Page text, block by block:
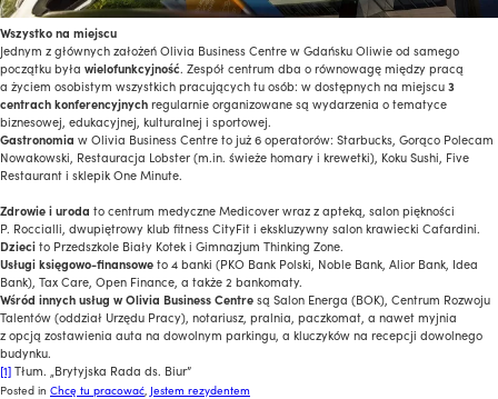
Wszystko na miejscu
Jednym z głównych założeń Olivia Business Centre w Gdańsku Oliwie od samego
początku była wielofunkcyjność. Zespół centrum dba o równowagę między pracą
a życiem osobistym wszystkich pracujących tu osób: w dostępnych na miejscu3
centrach konferencyjnychregularnie organizowane są wydarzenia o tematyce
biznesowej, edukacyjnej, kulturalnej i sportowej.
Gastronomia w Olivia Business Centre to już 6 operatorów: Starbucks, Gorąco Polecam
Nowakowski, Restauracja Lobster (m.in. świeże homary i krewetki), Koku Sushi, Five
Restaurant i sklepik One Minute.
Zdrowie i uroda to centrum medyczne Medicover wraz z apteką, salon piękności
P. Roccialli, dwupiętrowy klub fitness CityFit i ekskluzywny salon krawiecki Cafardini.
Dziecito Przedszkole Biały Kotek i Gimnazjum Thinking Zone.
Usługi księgowo-finansoweto 4 banki (PKO Bank Polski, Noble Bank, Alior Bank, Idea
Bank), Tax Care, Open Finance, a także 2 bankomaty.
Wśród innych usług w Olivia Business Centresą Salon Energa (BOK), Centrum Rozwoju
Talentów (oddział Urzędu Pracy), notariusz, pralnia, paczkomat, a nawet myjnia
z opcją zostawienia auta na dowolnym parkingu, a kluczyków na recepcji dowolnego
budynku.
[1]Tłum. „Brytyjska Rada ds. Biur”
Posted in Chcę tu pracować, Jestem rezydentem